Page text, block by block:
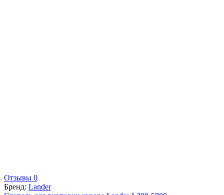
Отзывы 0
Бренд: Lander